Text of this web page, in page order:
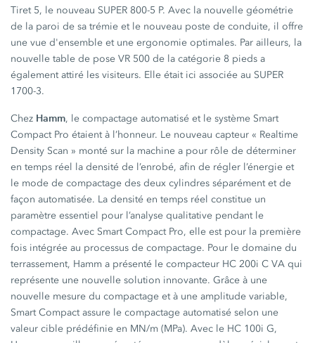
Tiret 5, le nouveau SUPER 800-5 P. Avec la nouvelle géométrie
de la paroi de sa trémie et le nouveau poste de conduite, il offre
une vue d'ensemble et une ergonomie optimales. Par ailleurs, la
nouvelle table de pose VR 500 de la catégorie 8 pieds a
également attiré les visiteurs. Elle était ici associée au SUPER
1700-3.
Chez Hamm, le compactage automatisé et le système Smart
Compact Pro étaient à l’honneur. Le nouveau capteur « Realtime
Density Scan » monté sur la machine a pour rôle de déterminer
en temps réel la densité de l’enrobé, afin de régler l’énergie et
le mode de compactage des deux cylindres séparément et de
façon automatisée. La densité en temps réel constitue un
paramètre essentiel pour l’analyse qualitative pendant le
compactage. Avec Smart Compact Pro, elle est pour la première
fois intégrée au processus de compactage. Pour le domaine du
terrassement, Hamm a présenté le compacteur HC 200i C VA qui
représente une nouvelle solution innovante. Grâce à une
nouvelle mesure du compactage et à une amplitude variable,
Smart Compact assure le compactage automatisé selon une
valeur cible prédéfinie en MN/m (MPa). Avec le HC 100i G,